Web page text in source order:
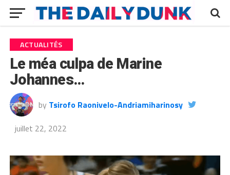
ACTUALITÉS
Le méa culpa de Marine
Johannes…
by Tsirofo Raonivelo-Andriamiharinosy
juillet 22, 2022